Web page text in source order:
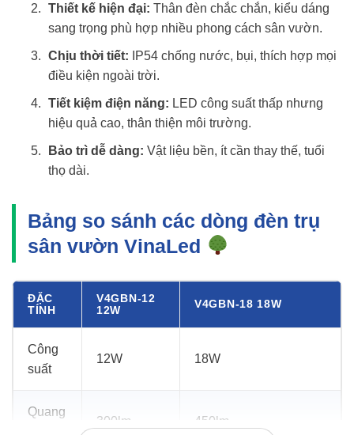
Thiết kế hiện đại: Thân đèn chắc chắn, kiểu dáng
sang trọng phù hợp nhiều phong cách sân vườn.
Chịu thời tiết: IP54 chống nước, bụi, thích hợp mọi
điều kiện ngoài trời.
Tiết kiệm điện năng: LED công suất thấp nhưng
hiệu quả cao, thân thiện môi trường.
Bảo trì dễ dàng: Vật liệu bền, ít cần thay thế, tuổi
thọ dài.
Bảng so sánh các dòng đèn trụ
sân vườn VinaLed
ĐẶC
TÍNH
V4GBN-12
12W
V4GBN-18 18W
Công
suất
12W 18W
Quang
300lm 450lm